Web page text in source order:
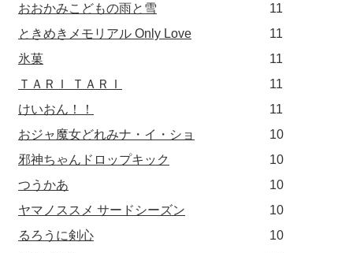
おおかみこどもの雨と雪
11
ときめきメモリアル Only Love
11
氷菓
11
ＴＡＲＩ ＴＡＲＩ
11
けいおん！！
11
おジャ魔女どれみナ・イ・ショ
10
邪神ちゃんドロップキック
10
つうかあ
10
ヤマノススメ サードシーズン
10
るろうに剣心
10